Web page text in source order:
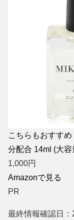
こちらもおすす
分配合 14ml (大
1,000円
Amazonで見る
PR
最終情報確認日